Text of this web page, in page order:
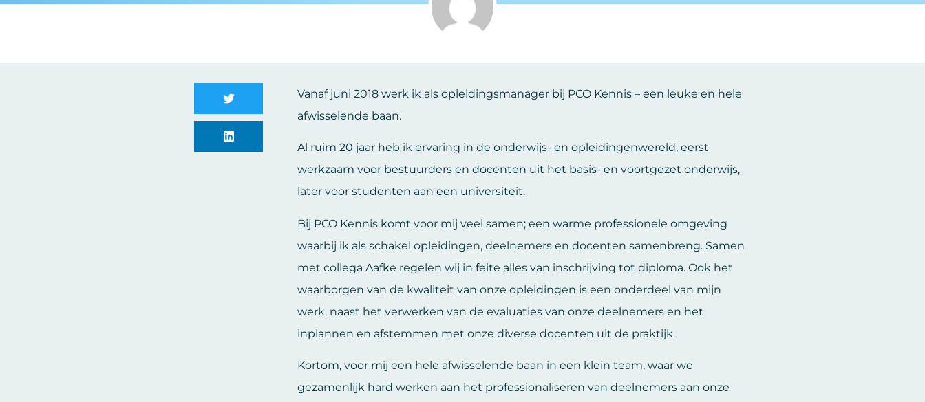
Vanaf juni 2018 werk ik als opleidingsmanager bij PCO Kennis – een leuke en hele
afwisselende baan.
Al ruim 20 jaar heb ik ervaring in de onderwijs- en opleidingenwereld, eerst
werkzaam voor bestuurders en docenten uit het basis- en voortgezet onderwijs,
later voor studenten aan een universiteit.
Bij PCO Kennis komt voor mij veel samen; een warme professionele omgeving
waarbij ik als schakel opleidingen, deelnemers en docenten samenbreng. Samen
met collega Aafke regelen wij in feite alles van inschrijving tot diploma. Ook het
waarborgen van de kwaliteit van onze opleidingen is een onderdeel van mijn
werk, naast het verwerken van de evaluaties van onze deelnemers en het
inplannen en afstemmen met onze diverse docenten uit de praktijk.
Kortom, voor mij een hele afwisselende baan in een klein team, waar we
gezamenlijk hard werken aan het professionaliseren van deelnemers aan onze